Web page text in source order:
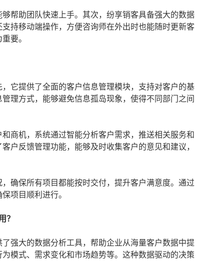
帮助团队快速上手。其次，纷享销客具备强大的数据
持移动端操作，方便咨询师在外出时也能随时更新客
要。
它提供了全面的客户信息管理模块，支持对客户的基
理方式，能够避免信息孤岛现象，使得不同部门之间
商机，系统通过智能分析客户需求，推送相关服务和
户反馈管理功能，能够及时收集客户的意见和建议，
确保所有项目都能按时交付，提升客户满意度。通过
项目顺利进行。
？
强大的数据分析工具，帮助企业从海量客户数据中提
模式、需求变化和市场趋势等。这种数据驱动的决策